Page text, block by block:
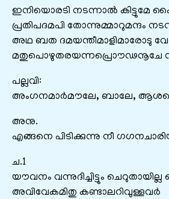
ഇനിയൊരടി നടന്നാൽ കിട്ടുമേ
പ്രതിപദമപി തോന്നുമ്മാറുമന്ദം
അഥ ബത ദമയന്തീമാളിമാരോടു
മതുപൊഴുതരയന്നപ്രൊ‍ൗഢനൂചേ
പല്ലവി:
അംഗനമാർമൗലേ, ബാലേ,
അനു.
എങ്ങനെ പിടിക്കുന്നു നീ
ച.1
യൗവനം വന്നുദിച്ചിട്ടും ചെറുതായില്ല
അവിവേകമിതു കണ്ടാലറിവുള്ളവർ